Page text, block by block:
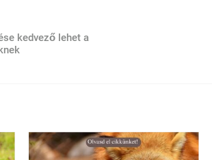
kedvező lehet a